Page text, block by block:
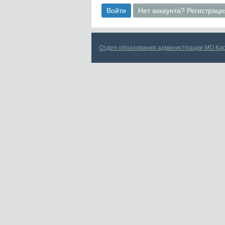
Войти Нет аккаунта?
Отдел образования администрации МО